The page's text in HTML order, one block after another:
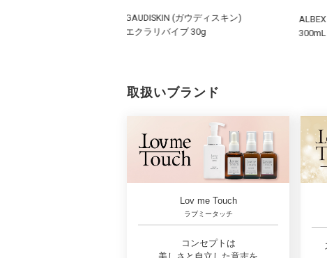
GAUDISKIN (ガウディスキン)
エクラリバイブ 30g
ALBEX（アルベッ
300mL（10mL×30
取扱いブランド
Lov me Touch
ラブミータッチ
コンセプトは